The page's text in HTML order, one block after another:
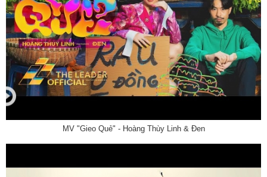
MV "Gieo Quẻ" - Hoàng Thùy Linh & Đen